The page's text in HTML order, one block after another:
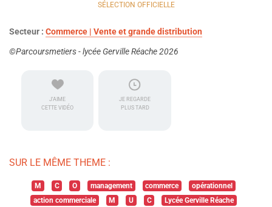
SÉLECTION OFFICIELLE
Secteur : Commerce | Vente et grande distribution
©Parcoursmetiers - lycée Gerville Réache 2026
J'AIME
CETTE VIDÉO
JE REGARDE
PLUS TARD
SUR LE MÊME THEME :
M C O management commerce
opérationnel
action commerciale
M U C
Lycée Gerville Réache